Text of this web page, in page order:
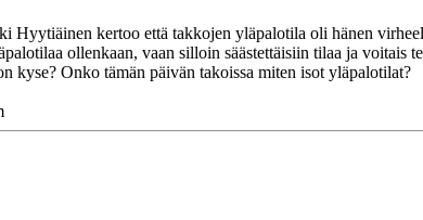
Hyytiäinen kertoo että takkojen yläpalotila oli hänen
ollenkaan, vaan silloin säästettäisiin tilaa ja voitais
kyse? Onko tämän päivän takoissa miten isot yläpalotilat?